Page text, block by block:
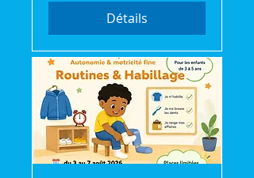
Détails